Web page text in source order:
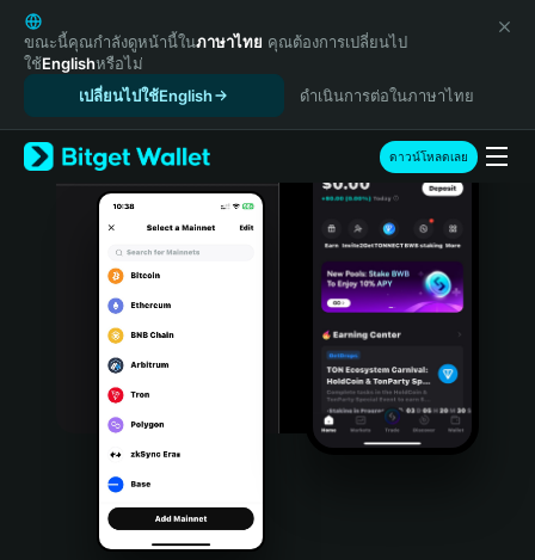
English
日本語
Tiếng Việt
Español (Latinoamérica)
Türkçe
Italiano
Português (Portugal)
Bahasa Indonesia
Português (Brasil)
Español (Argentina)
ขณะนี้คุณกำลังดูหน้านี้ในภาษาไทย คุณต้องการเปลี่ยนไป
ใช้Englishหรือไม่
เปลี่ยนไปใช้English
ดำเนินการต่อในภาษาไทย
ดาวน์โหลดเลย